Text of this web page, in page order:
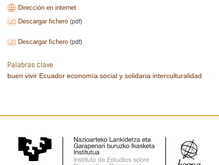
Dirección en internet
Descargar fichero (pdf)
Descargar fichero (pdf)
Palabras clave
buen vivir Ecuador economía social y solidaria interculturalidad